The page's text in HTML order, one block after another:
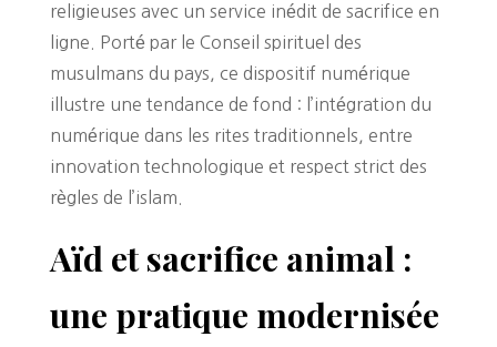
religieuses avec un service inédit de sacrifice en
ligne. Porté par le Conseil spirituel des
musulmans du pays, ce dispositif numérique
illustre une tendance de fond : l’intégration du
numérique dans les rites traditionnels, entre
innovation technologique et respect strict des
règles de l’islam.
Aïd et sacrifice animal :
une pratique modernisée